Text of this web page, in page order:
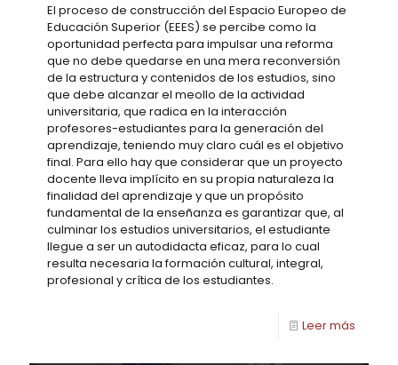
El proceso de construcción del Espacio Europeo de
Educación Superior (EEES) se percibe como la
oportunidad perfecta para impulsar una reforma
que no debe quedarse en una mera reconversión
de la estructura y contenidos de los estudios, sino
que debe alcanzar el meollo de la actividad
universitaria, que radica en la interacción
profesores-estudiantes para la generación del
aprendizaje, teniendo muy claro cuál es el objetivo
final. Para ello hay que considerar que un proyecto
docente lleva implícito en su propia naturaleza la
finalidad del aprendizaje y que un propósito
fundamental de la enseñanza es garantizar que, al
culminar los estudios universitarios, el estudiante
llegue a ser un autodidacta eficaz, para lo cual
resulta necesaria la formación cultural, integral,
profesional y crítica de los estudiantes.
Leer más